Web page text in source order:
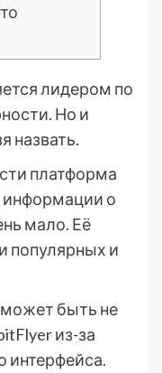
лидером по
Но и
назвать.
платформа
информации о
мало. Её
популярных и
быть не
из-за
интерфейса.